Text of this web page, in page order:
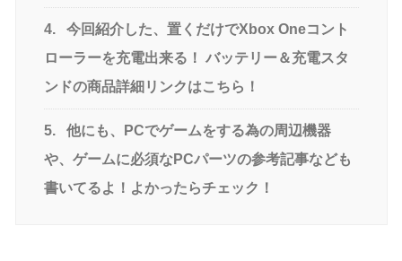
4.
今回紹介した、置くだけでXbox Oneコント
ローラーを充電出来る！ バッテリー＆充電スタ
ンドの商品詳細リンクはこちら！
5.
他にも、PCでゲームをする為の周辺機器
や、ゲームに必須なPCパーツの参考記事なども
書いてるよ！よかったらチェック！